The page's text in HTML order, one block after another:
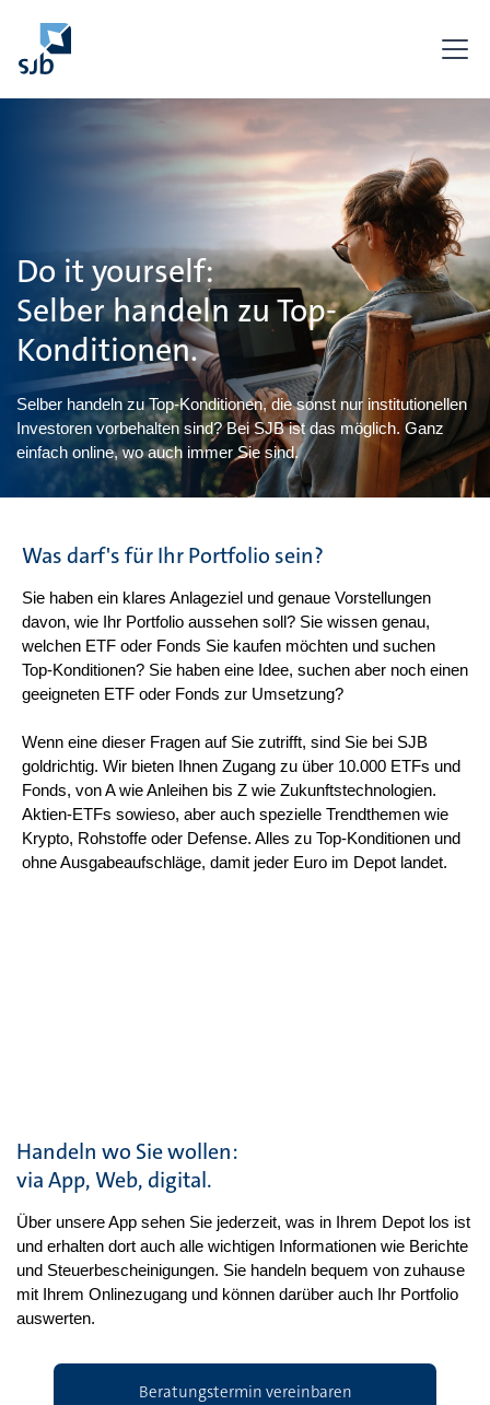
Do it yourself:
Selber handeln zu Top-
Konditionen.
Selber handeln zu Top-Konditionen, die sonst nur institutionellen
Investoren vorbehalten sind? Bei SJB ist das möglich. Ganz
einfach online, wo auch immer Sie sind.
Was darf's für Ihr Portfolio sein?
Sie haben ein klares Anlageziel und genaue Vorstellungen
davon, wie Ihr Portfolio aussehen soll? Sie wissen genau,
welchen ETF oder Fonds Sie kaufen möchten und suchen
Top-Konditionen? Sie haben eine Idee, suchen aber noch einen
geeigneten ETF oder Fonds zur Umsetzung?
Wenn eine dieser Fragen auf Sie zutrifft, sind Sie bei SJB
goldrichtig. Wir bieten Ihnen Zugang zu über 10.000 ETFs und
Fonds, von A wie Anleihen bis Z wie Zukunftstechnologien.
Aktien-ETFs sowieso, aber auch spezielle Trendthemen wie
Krypto, Rohstoffe oder Defense. Alles zu Top-Konditionen und
ohne Ausgabeaufschläge, damit jeder Euro im Depot landet.
Handeln wo Sie wollen:
via App, Web, digital.
Über unsere App sehen Sie jederzeit, was in Ihrem Depot los ist
und erhalten dort auch alle wichtigen Informationen wie Berichte
und Steuerbescheinigungen. Sie handeln bequem von zuhause
mit Ihrem Onlinezugang und können darüber auch Ihr Portfolio
auswerten.
Beratungstermin vereinbaren